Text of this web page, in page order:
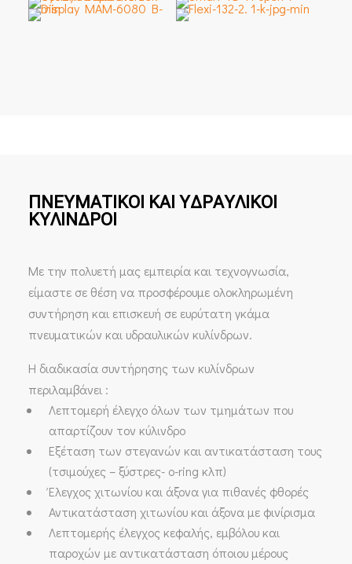
ΠΝΕΥΜΑΤΙΚΟΙ ΚΑΙ ΥΔΡΑΥΛΙΚΟΙ
ΚΥΛΙΝΔΡΟΙ
Με την πολυετή μας εμπειρία και τεχνογνωσία,
είμαστε σε θέση να προσφέρουμε ολοκληρωμένη
συντήρηση και επισκευή σε ευρύτατη γκάμα
πνευματικών και υδραυλικών κυλίνδρων.
Η διαδικασία συντήρησης των κυλίνδρων
περιλαμβάνει :
Λεπτομερή έλεγχο όλων των τμημάτων που
απαρτίζουν τον κύλινδρο
Εξέταση των στεγανών και αντικατάσταση τους
(τσιμούχες – ξύστρες- o-ring κλπ)
Έλεγχος χιτωνίου και άξονα για πιθανές φθορές
Αντικατάσταση χιτωνίου και άξονα με φινίρισμα
Λεπτομερής έλεγχος κεφαλής, εμβόλου και
παροχών με αντικατάσταση όποιου μέρους